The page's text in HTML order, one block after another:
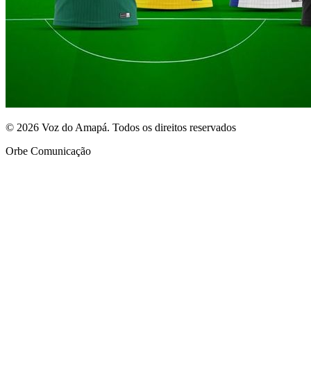
© 2026 Voz do Amapá. Todos os direitos reservados
Orbe Comunicação